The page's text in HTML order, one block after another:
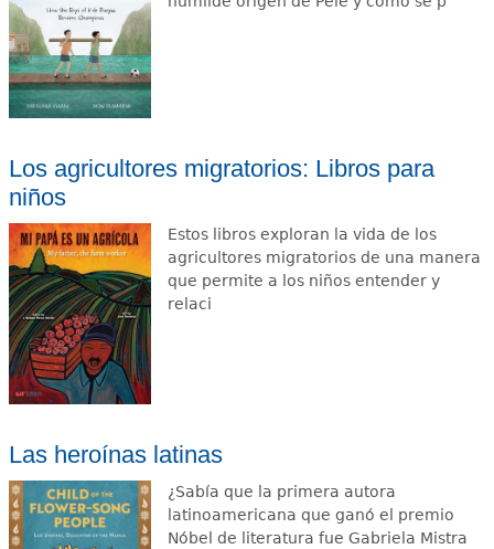
Los agricultores migratorios: Libros para
niños
Estos libros exploran la vida de los
agricultores migratorios de una manera
que permite a los niños entender y
relaci
Las heroínas latinas
¿Sabía que la primera autora
latinoamericana que ganó el premio
Nóbel de literatura fue Gabriela Mistra